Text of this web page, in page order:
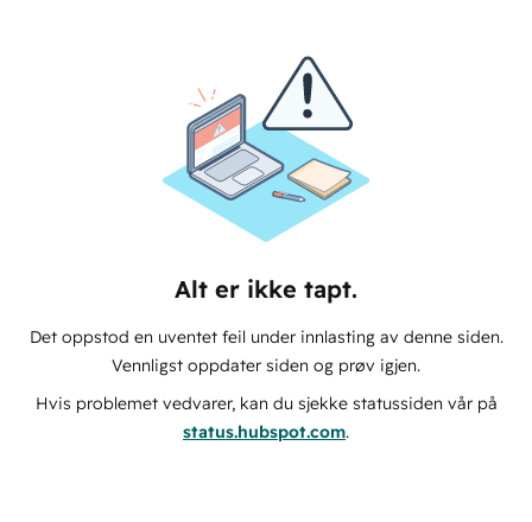
Alt er ikke tapt.
Det oppstod en uventet feil under innlasting av denne siden.
Vennligst oppdater siden og prøv igjen.
Hvis problemet vedvarer, kan du sjekke statussiden vår på
status.hubspot.com.